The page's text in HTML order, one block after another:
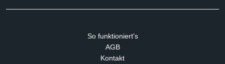
So funktioniert's
AGB
Kontakt